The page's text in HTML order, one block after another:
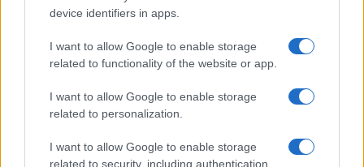
device identifiers in apps.
I want to allow Google to enable storage
related to functionality of the website or app.
I want to allow Google to enable storage
related to personalization.
I want to allow Google to enable storage
related to security, including authentication